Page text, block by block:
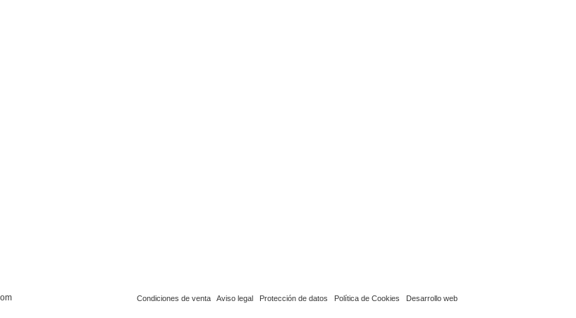
Condiciones de venta Aviso legal Protección de datos Política de Cookies Desarrollo web